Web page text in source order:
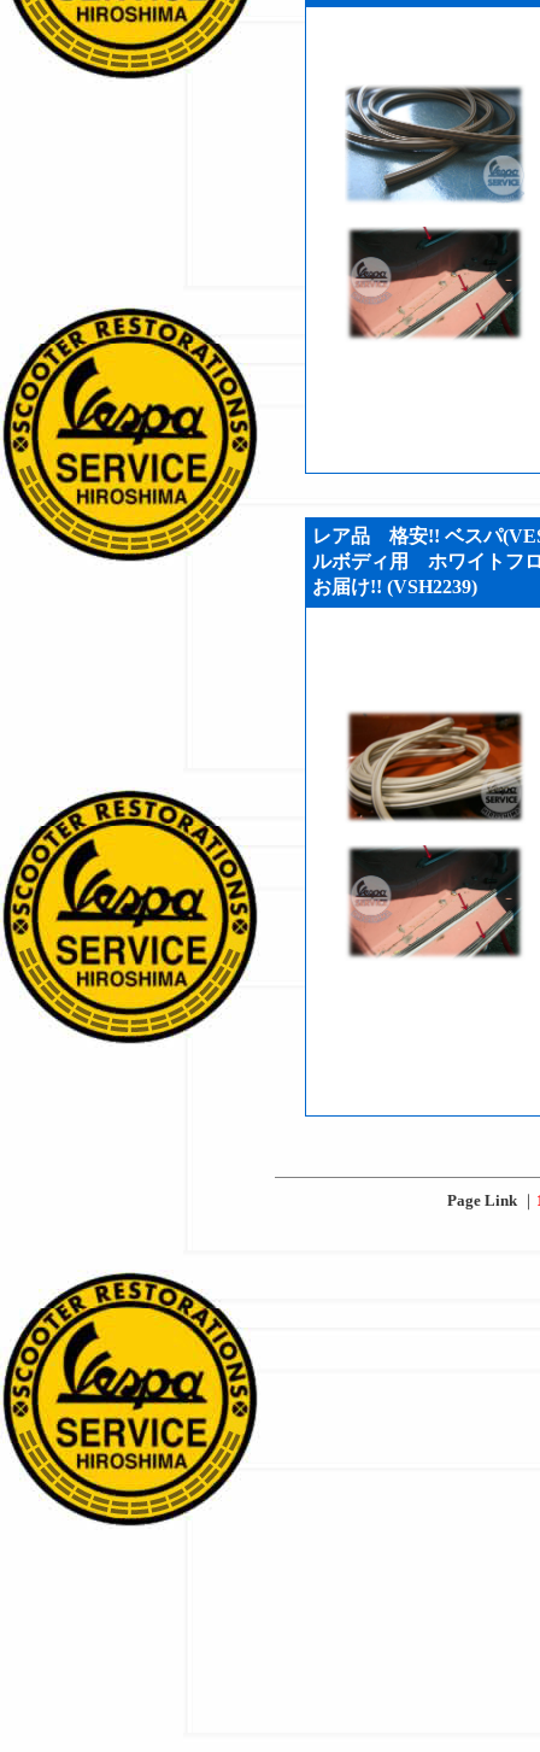
レア品 格安!! ベスパ
ルボディ用 ホワイトフ
お届け!! (VSH2239)
Page Link｜